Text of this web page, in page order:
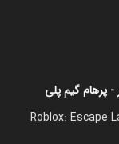
- پرهام گیم پلی
Roblox: Escape